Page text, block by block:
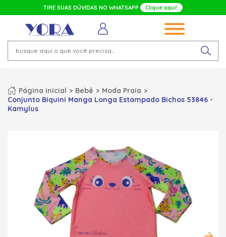
TIRE SUAS DÚVIDAS NO WHATSAPP Clique aqui!
Página inicial Bebê
Moda Praia
Conjunto Biquini Manga Longa Estampado Bichos 53846 -
Kamylus